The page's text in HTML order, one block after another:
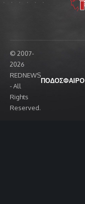
© 2007-
2026
REDNEWS
- All
Rights
Reserved.
ΠΟΔΟΣΦΑΙΡΟ